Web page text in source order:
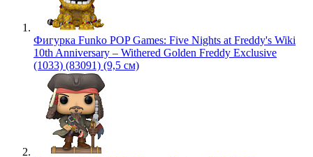
Фигурка Funko POP Games: Five Nights at Freddy's Wiki
10th Anniversary – Withered Golden Freddy Exclusive
(1033) (83091) (9,5 см)